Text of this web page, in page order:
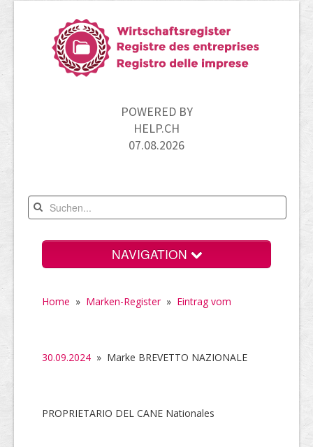
POWERED BY
HELP.CH
07.08.2026
NAVIGATION
UID-Register
Home » Marken-Register» Eintrag vom
30.09.2024 » Marke BREVETTO NAZIONALE
PROPRIETARIO DEL CANE Nationales